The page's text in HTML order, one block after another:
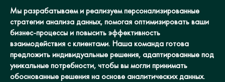
Мы разрабатываем и реализуем персонализированные
стратегии анализа данных, помогая оптимизировать ваши
бизнес-процессы и повысить эффективность
взаимодействия с клиентами. Наша команда готова
предложить индивидуальные решения, адаптированные под
уникальные потребности, чтобы вы могли принимать
обоснованные решения на основе аналитических данных.